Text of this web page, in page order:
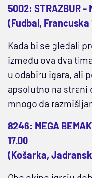
5002: STRAZBUR -
(Fudbal, Francuska
Kada bi se gledali
između ova dva
u odabiru igara, ali
apsolutno na strani
mnogo da
8246: MEGA
17.00
(Košarka,